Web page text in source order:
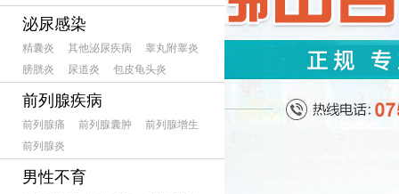
泌尿感染
精囊炎 其他泌尿疾病
睾丸附睾炎
膀胱炎
尿道炎 包皮龟头炎
前列腺疾病
前列腺痛 前列腺囊肿
前列腺增生
前列腺炎
男性不育